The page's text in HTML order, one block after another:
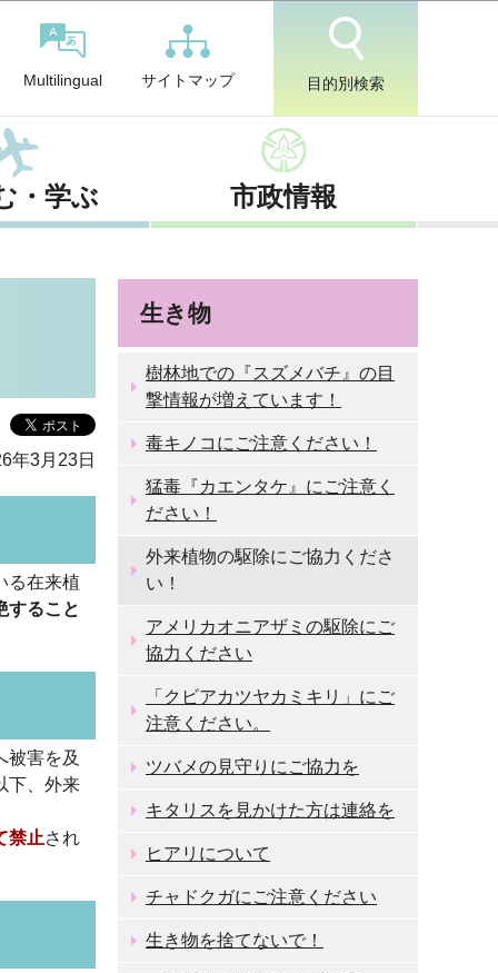
Multilingual サイトマップ 目的別検索
・学ぶ 市政情報
年3月23日
る在来植
すること
被害を及
下、外来
禁止され
生き物
樹林地での『スズメバチ』の目
撃情報が増えています！
毒キノコにご注意ください！
猛毒『カエンタケ』にご注意く
ださい！
外来植物の駆除にご協力くださ
い！
アメリカオニアザミの駆除にご
協力ください
「クビアカツヤカミキリ」にご
注意ください。
ツバメの見守りにご協力を
キタリスを見かけた方は連絡を
ヒアリについて
チャドクガにご注意ください
生き物を捨てないで！